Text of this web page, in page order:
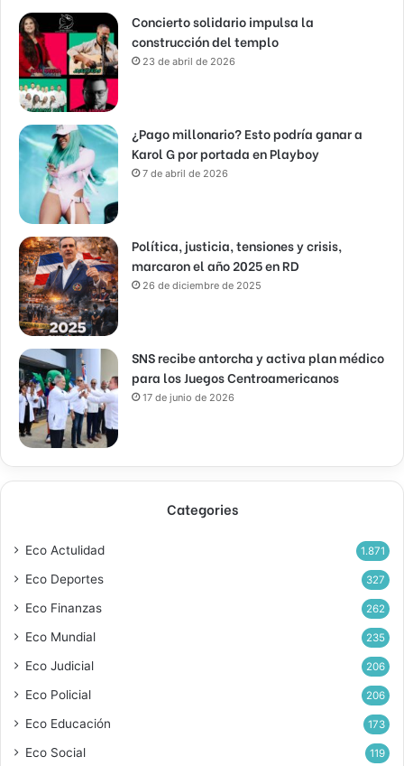
Concierto solidario impulsa la
construcción del templo
23 de abril de 2026
¿Pago millonario? Esto podría ganar a
Karol G por portada en Playboy
7 de abril de 2026
Política, justicia, tensiones y crisis,
marcaron el año 2025 en RD
26 de diciembre de 2025
SNS recibe antorcha y activa plan médico
para los Juegos Centroamericanos
17 de junio de 2026
Categories
Eco Actulidad 1.871
Eco Deportes 327
Eco Finanzas 262
Eco Mundial 235
Eco Judicial 206
Eco Policial 206
Eco Educación 173
Eco Social 119